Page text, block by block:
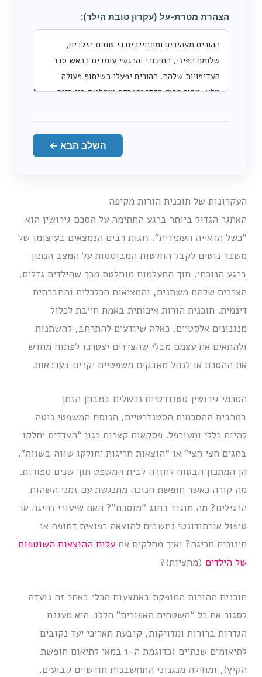
הצהרת מטרת-על (עקרון טובת הילד):
השלב הבא ←
העקרונות של תוכנית הורות מקיפה
האתגר הגדול ביותר ברגע החתימה על הסכם גירושין הוא
“כשל הראייה העתידית”. זוגות רבים הנמצאים בעיצומו של
משבר נוטים לקבל החלטות המבוססות על המצב הנתון
ברגע הנוכחי, תוך התעלמות מוחלטת מכך שהילדים גדלים,
הצרכים שלהם משתנים, והמציאות הכלכלית והחברתית
דינמית. תוכנית הורות איכותית באמת חייבת לכלול
מנגנונים אלסטיים, כאלה שיודעים להתרחב, להשתנות
ולהתאים את עצמם מבלי שהצדדים יצטרכו לפתוח מחדש
את ההסכם או לנהל מאבקים משפטיים יקרים בערכאות.
הסכמי גירושין סטנדרטיים נכשלים במבחן הזמן
במרבית ההסכמים הסטנדרטיים, הנוסח המשפטי נוטה
להיות כללי ומעורפל. פסקאות קצרות כגון “הצדדים יחלקו
בחגים חצי חצי” או “הוצאות חריגות יחולקו שווה בשווה”,
הן המתכון הבטוח לחזרה לבית המשפט תוך שנים ספורות.
מה קורה כאשר חופשת חנוכה מתנגשת עם זמני השהות
הרגילים? מה מוגדר כחוג “מוסכם”? האם שיעורי נהיגה או
טיפול אורתודונטי נחשבים להוצאה רפואית דחופה או
חינוכית חריגה? ואיך מחלקים אתעלות ההוצאות השוטפות
של הילדים (מחציות)?
תוכנית ההורות המופקת באמצעות הכלי באתר זה נועדה
לסגור את כל “השטחים האפורים” הללו. היא מעגנת
הגדרות ברורות ומדויקות, קובעת תאריכי יעד נקובים
לתיאומים שנתיים (כדוגמת ה-1 במאי לתיאום חופשת
הקיץ), ומחילה מנגנוני התחשבנות חודשיים קבועים,